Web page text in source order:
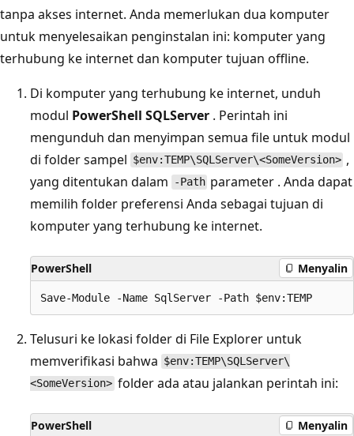
tanpa akses internet. Anda memerlukan dua komputer
untuk menyelesaikan penginstalan ini: komputer yang
terhubung ke internet dan komputer tujuan offline.
Di komputer yang terhubung ke internet, unduh
modul PowerShell SQLServer . Perintah ini
mengunduh dan menyimpan semua file untuk modul
di folder sampel $env:TEMP\SQLServer\<SomeVersion> ,
yang ditentukan dalam
-Path parameter . Anda dapat
memilih folder preferensi Anda sebagai tujuan di
komputer yang terhubung ke internet.
PowerShell Menyalin
Telusuri ke lokasi folder di File Explorer untuk
memverifikasi bahwa $env:TEMP\SQLServer\
<SomeVersion> folder ada atau jalankan perintah ini:
PowerShell Menyalin